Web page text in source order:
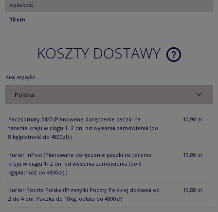
wysokość
10 cm
KOSZTY DOSTAWY
CENA NIE
Kraj wysyłki:
Paczkomaty 24/7 (Planowane doręczenie paczki na
terenie kraju w ciągu 1- 2 dni od wysłania zamówienia (do
8 kg)płatność do 4800zł).)
10,90 zł
Kurier InPost (Planowane doręczenie paczki na terenie
kraju w ciągu 1- 2 dni od wysłania zamówienia (do 8
kg)płatność do 4800zł).)
19,80 zł
Kurier Poczta Polska (Przesyłki Poczty Polskiej dostawa od
2 do 4 dni. Paczka do 18kg, opłata do 4800zł)
19,88 zł